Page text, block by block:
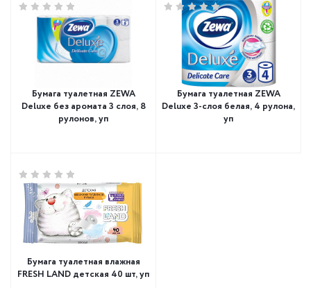
Бумага туалетная ZEWA
Deluxe без аромата 3 слоя, 8
рулонов, уп
Бумага туалетная ZEWA
Deluxe 3-слоя белая, 4 рулона,
уп
Бумага туалетная влажная
FRESH LAND детская 40 шт, уп